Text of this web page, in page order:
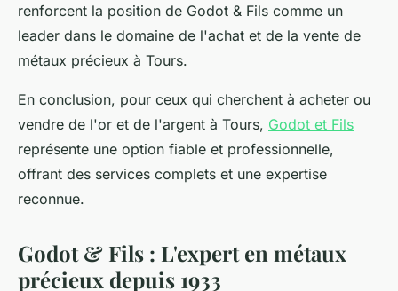
renforcent la position de Godot & Fils comme un
leader dans le domaine de l'achat et de la vente de
métaux précieux à Tours.
En conclusion, pour ceux qui cherchent à acheter ou
vendre de l'or et de l'argent à Tours, Godot et Fils
représente une option fiable et professionnelle,
offrant des services complets et une expertise
reconnue.
Godot & Fils : L'expert en métaux
précieux depuis 1933